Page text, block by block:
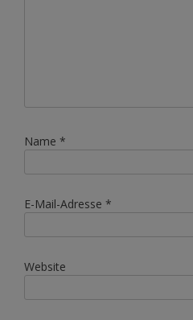
Name *
E-Mail-Adresse *
Website